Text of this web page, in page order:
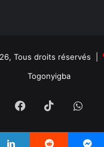
Tous droits réservés |
Togonyigba
Facebook
TikTok